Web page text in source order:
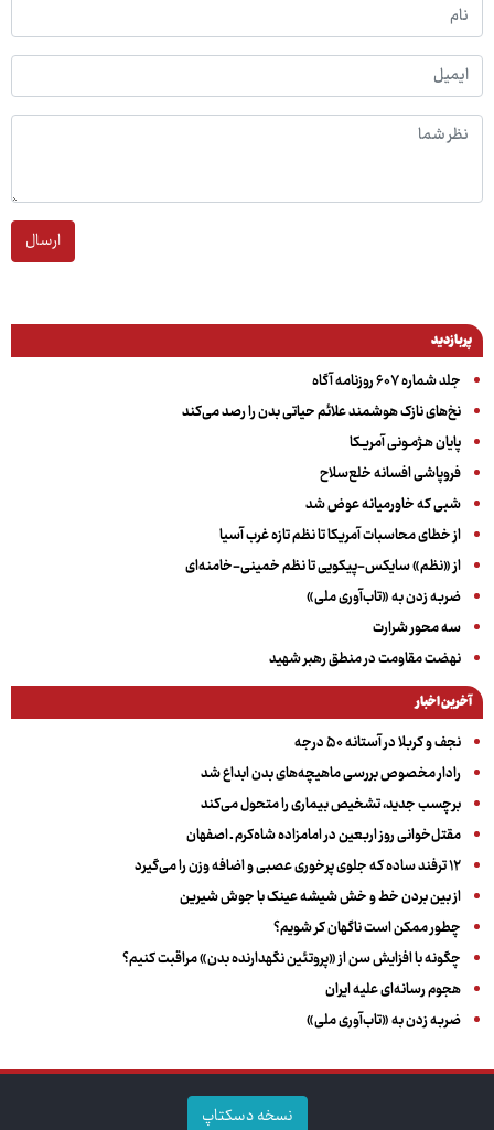
ارسال
پربازدید
جلد شماره ۶۰۷ روزنامه آگاه
نخ‌های نازک هوشمند علائم حیاتی بدن را رصد می‌کند
پایان هـژمـونی آمریـکا
فروپاشی افسانه خلع‌سلاح
شبی که خاورمیانه عوض شد
از خطای محاسبات آمریکا تا نظم تازه غرب آسیا
از «نظم» سایکس-پیکویی تا نظم خمینی-خامنه‌ای
ضربه زدن به «تاب‌آوری ملی»
سه‌ محور شرارت
نهضت مقاومت در منطق رهبر شهید
آخرین اخبار
نجف و کربلا در آستانه ۵۰ درجه
رادار مخصوص بررسی ماهیچه‌های بدن ابداع شد
برچسب جدید، تشخیص بیماری را متحول می‌کند
مقتل‌خوانی روز اربعین در امامزاده شاه‌کرم ـ اصفهان
۱۲ ترفند ساده که جلوی پرخوری عصبی و اضافه ‌وزن را می‌گیرد
از بین بردن خط و خش شیشه عینک با جوش شیرین
چطور ممکن است ناگهان کر شویم؟
چگونه با افزایش سن از «پروتئین نگهدارنده بدن» مراقبت کنیم؟
هجوم رسانه‌ای علیه ایران
ضربه زدن به «تاب‌آوری ملی»
نسخه دسکتاپ